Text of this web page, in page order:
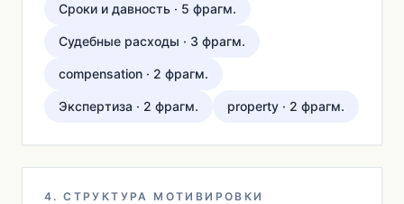
Сроки и давность · 5 фрагм.
Судебные расходы · 3 фрагм.
compensation · 2 фрагм.
Экспертиза · 2 фрагм. property · 2 фрагм.
4. СТРУКТУРА МОТИВИРОВКИ